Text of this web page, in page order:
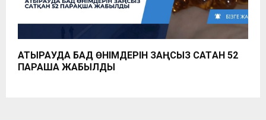
АТЫРАУДА БАД ӨНІМДЕРІН ЗАҢСЫЗ САТҚАН 52
ПАРАҚША ЖАБЫЛДЫ